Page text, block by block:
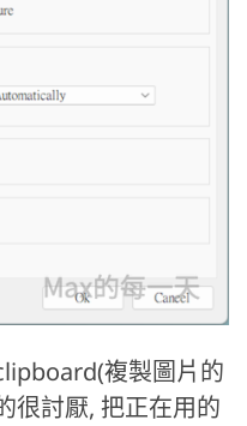
複製圖片的
很討厭, 把正在用的